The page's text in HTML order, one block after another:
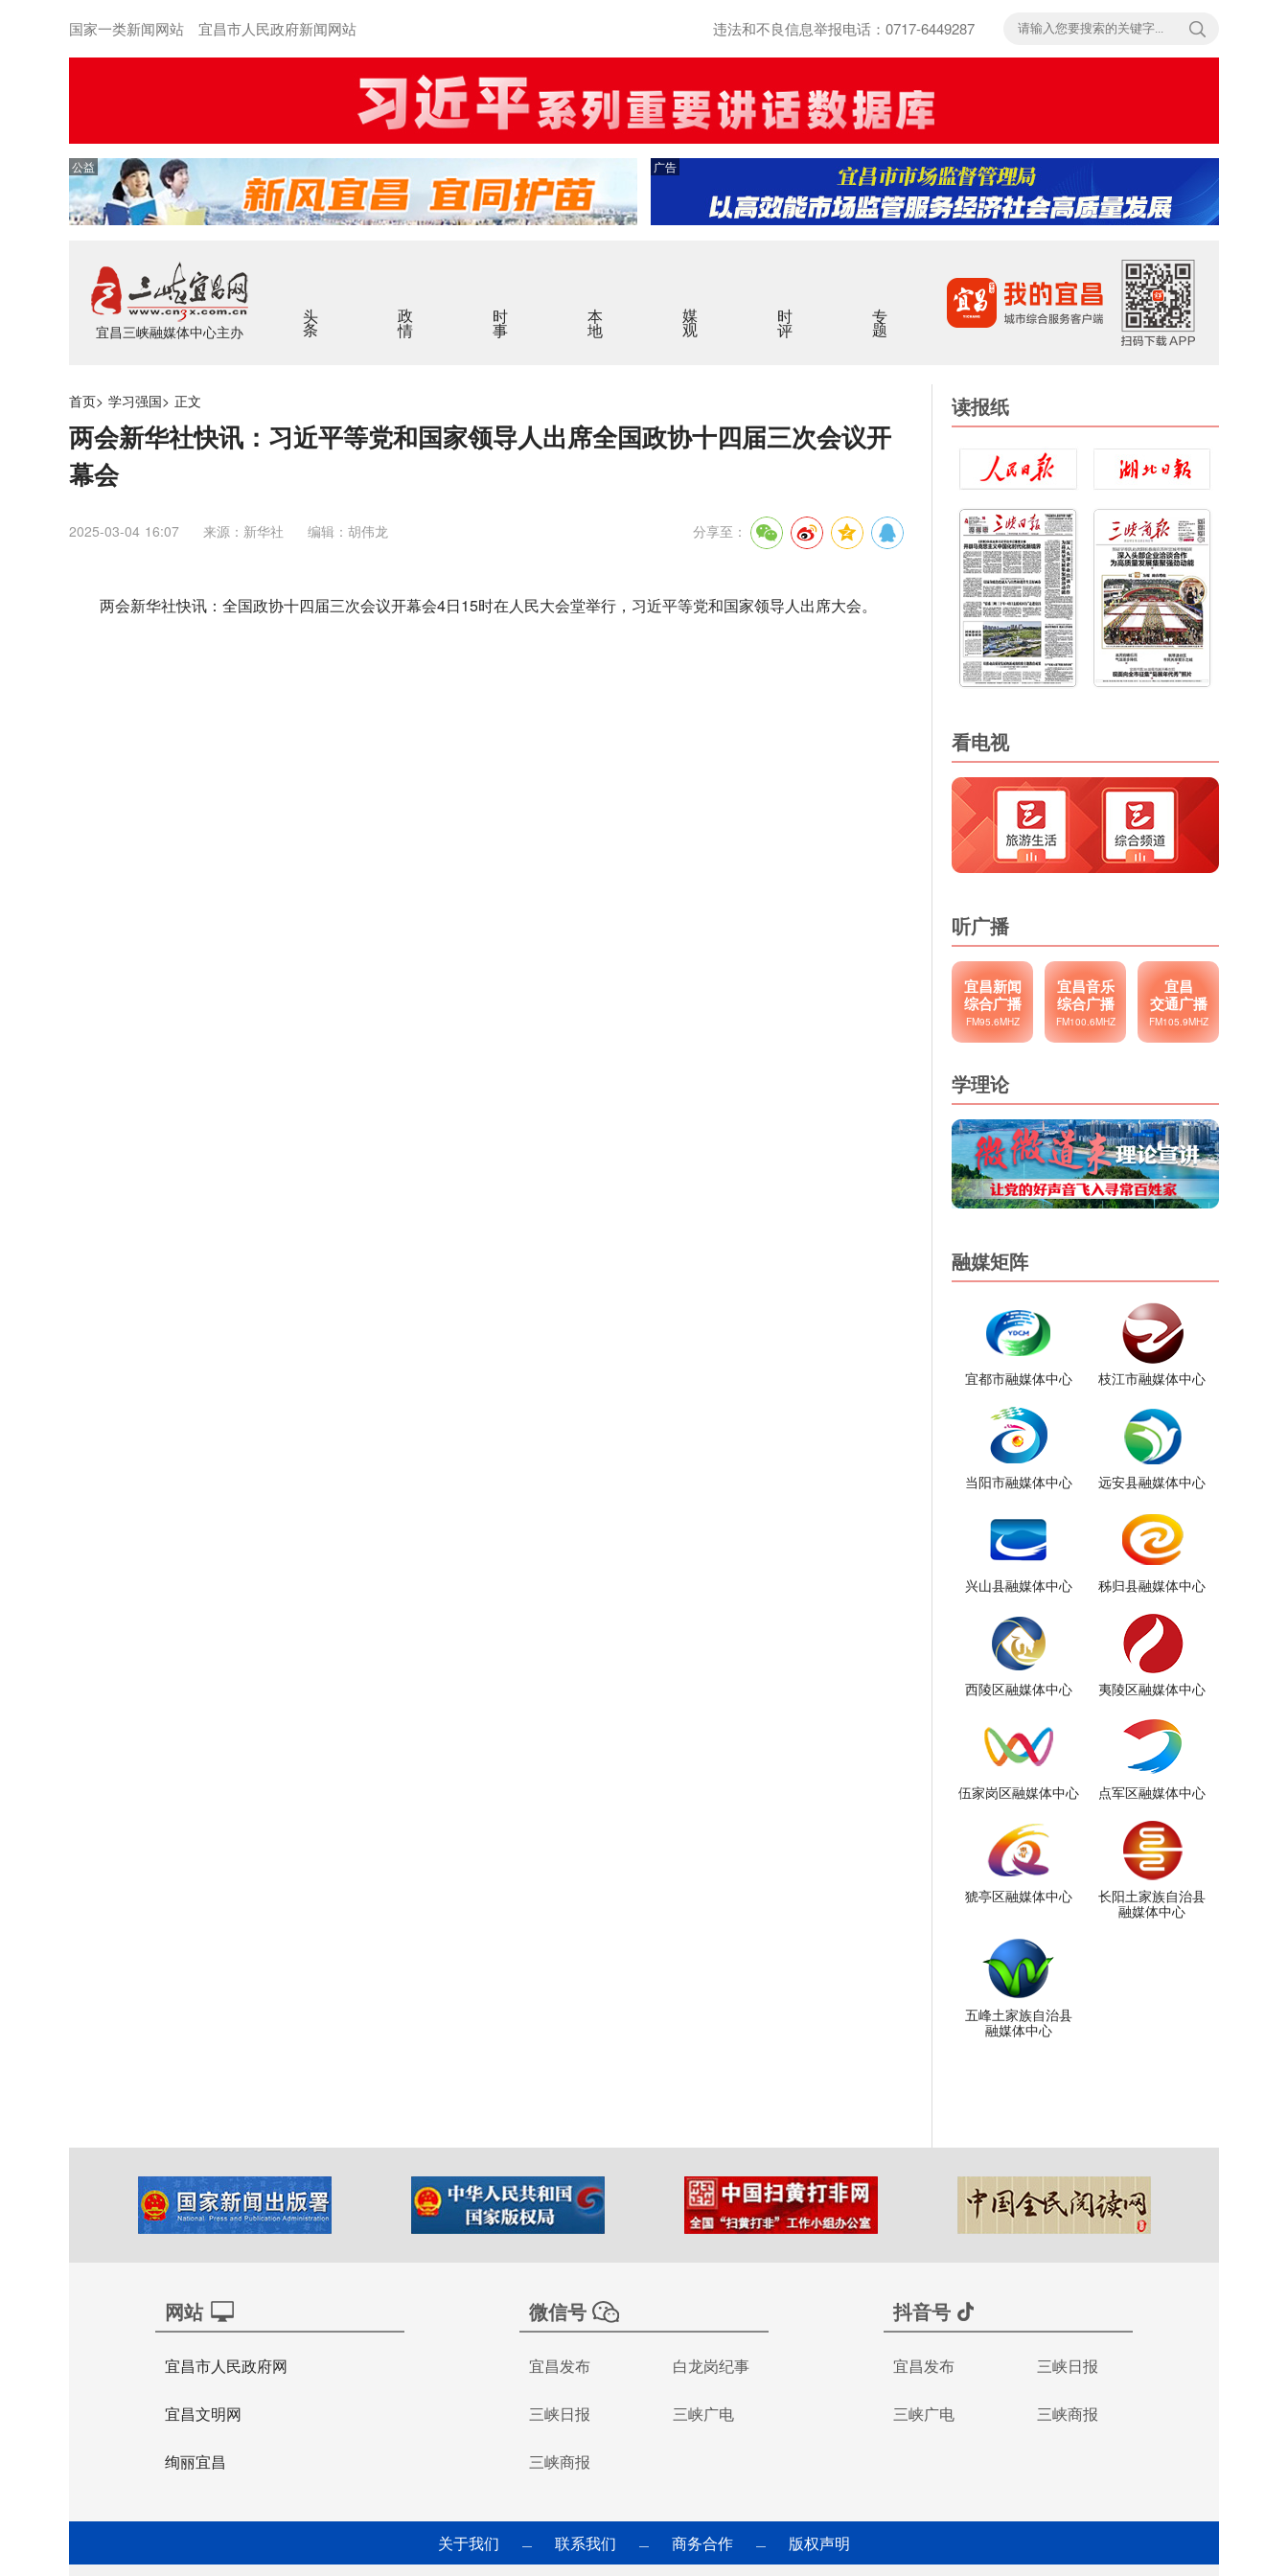
国家一类新闻网站 宜昌市人民政府新闻网站 违法和不良信息举报电话：0717-6449287
公益 广告
宜昌三峡融媒体中心主办
头条 政情 时事 本地 媒观 时评 专题
首页> 学习强国> 正文
两会新华社快讯：习近平等党和国家领导人出席全国政协十四届三次会议开
幕会
2025-03-04 16:07 来源：​新华社 编辑：胡伟龙 分享至：
两会新华社快讯：全国政协十四届三次会议开幕会4日15时在人民大会堂举行，习近平等党和国家领导人出席大会。
读报纸
看电视
听广播
宜昌新闻
综合广播
FM95.6MHZ
宜昌音乐
综合广播
FM100.6MHZ
宜昌
交通广播
FM105.9MHZ
学理论
融媒矩阵
宜都市融媒体中心 枝江市融媒体中心
当阳市融媒体中心 远安县融媒体中心
兴山县融媒体中心 秭归县融媒体中心
西陵区融媒体中心 夷陵区融媒体中心
伍家岗区融媒体中心 点军区融媒体中心
猇亭区融媒体中心
长阳土家族自治县
融媒体中心
五峰土家族自治县
融媒体中心
网站
宜昌市人民政府网
宜昌文明网
绚丽宜昌
微信号
宜昌发布 白龙岗纪事
三峡日报 三峡广电
三峡商报
抖音号
宜昌发布 三峡日报
三峡广电 三峡商报
关于我们 — 联系我们 — 商务合作 — 版权声明